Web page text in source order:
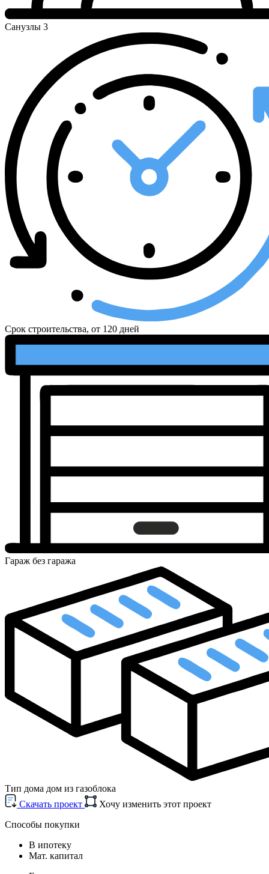
Санузлы 3
Срок строительства, от 120 дней
Гараж без гаража
Тип дома дом из газоблока
Cкачать проект
Хочу изменить этот проект
Способы покупки
В ипотеку
Мат. капитал